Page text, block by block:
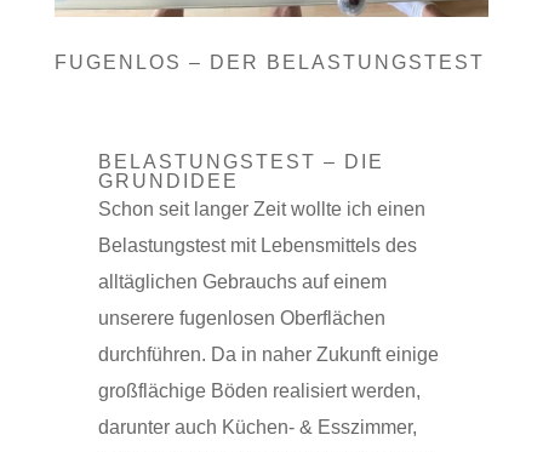
FUGENLOS – DER BELASTUNGSTEST
BELASTUNGSTEST – DIE
GRUNDIDEE
Schon seit langer Zeit wollte ich einen
Belastungstest mit Lebensmittels des
alltäglichen Gebrauchs auf einem
unserere fugenlosen Oberflächen
durchführen. Da in naher Zukunft einige
großflächige Böden realisiert werden,
darunter auch Küchen- & Esszimmer,